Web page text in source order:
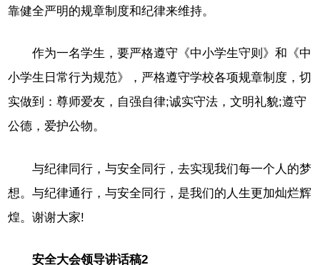
靠健全严明的规章制度和纪律来维持。
作为一名学生，要严格遵守《中小学生守则》和《中
小学生日常行为规范》，严格遵守学校各项规章制度，切
实做到：尊师爱友，自强自律;诚实守法，文明礼貌;遵守
公德，爱护公物。
与纪律同行，与安全同行，去实现我们每一个人的梦
想。与纪律通行，与安全同行，是我们的人生更加灿烂辉
煌。谢谢大家!
安全大会领导讲话稿2